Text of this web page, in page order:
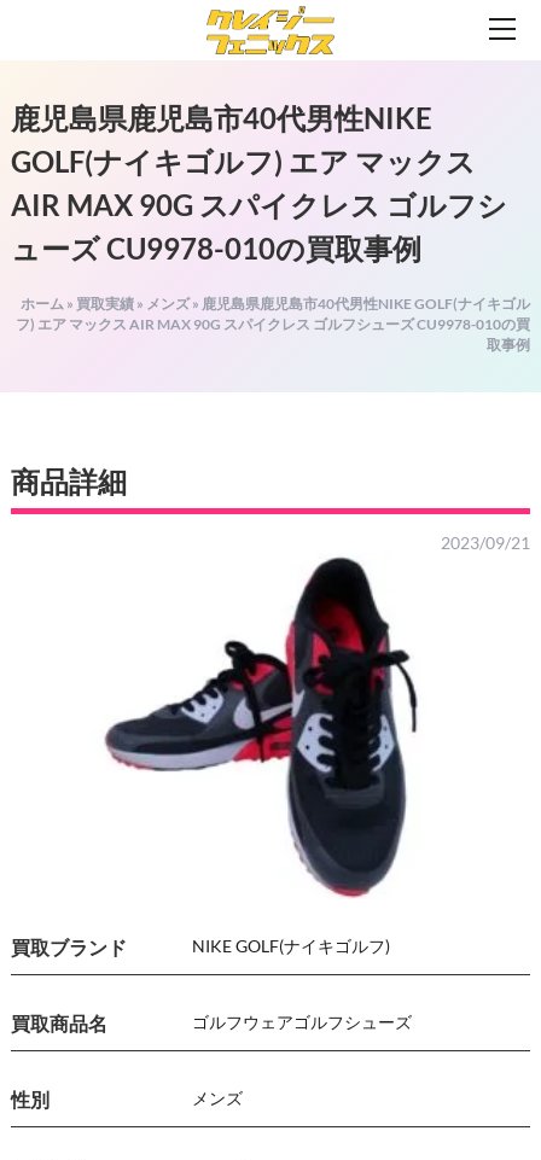
鹿児島県鹿児島市40代男性NIKE
GOLF(ナイキゴルフ) エア マックス
AIR MAX 90G スパイクレス ゴルフシ
ューズ CU9978-010の買取事例
ホーム » 買取実績 » メンズ» 鹿児島県鹿児島市40代男性NIKE GOLF(ナイキゴル
フ) エア マックス AIR MAX 90G スパイクレス ゴルフシューズ CU9978-010の買
取事例
商品詳細
2023/09/21
買取ブランド NIKE GOLF(ナイキゴルフ)
買取商品名 ゴルフウェアゴルフシューズ
性別 メンズ